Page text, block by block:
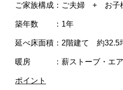
ご家族構成：ご夫婦 + お子
築年数 ：1年
延べ床面積：2階建て 約32.5
暖房 ：薪ストーブ・エア
ポイント